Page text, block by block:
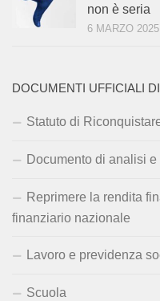
non è seria
6 MARZO 2025
DOCUMENTI UFFICIALI DI
Statuto di
Documento di analisi e
Reprimere la rendita
finanziario nazionale
Lavoro e previdenza
Scuola